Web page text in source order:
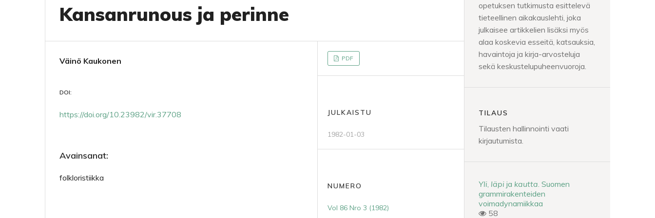
Kansanrunous ja perinne
Väinö Kaukonen
DOI:
https://doi.org/10.23982/vir.37708
Avainsanat:
folkloristiikka
PDF
JULKAISTU
1982-01-03
NUMERO
Vol 86 Nro 3 (1982)
opetuksen tutkimusta esittelevä
tieteellinen aikakauslehti, joka
julkaisee artikkelien lisäksi myös
alaa koskevia esseitä, katsauksia,
havaintoja ja kirja-arvosteluja
sekä keskustelupuheenvuoroja.
TILAUS
Tilausten hallinnointi vaati
kirjautumista.
Yli läpi ja kautta . Suomen
grammirakenteiden
voimadynamiikkaa
58